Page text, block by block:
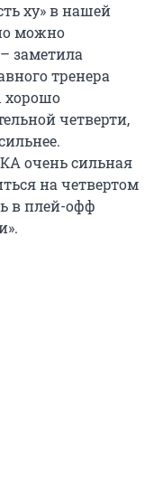
ху» в нашей
можно
заметила
тренера
хорошо
четверти,
очень сильная
на четвертом
в плей-офф